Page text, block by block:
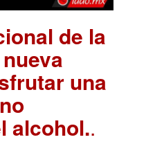
de la
una
alcohol..